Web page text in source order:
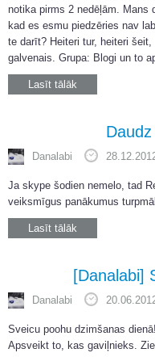
notika pirms 2 nedēļām. Mans
kad es esmu piedzēries nav
te darīt? Heiteri tur, heiteri
galvenais. Grupa: Blogi un to
Lasīt tālāk
Danalabi
Ja skype šodien nemelo, tad
veiksmīgus panākumus
Lasīt tālāk
[Danalabi]
Danalabi
Sveicu poohu dzimšanas
Apsveikt to, kas gaviļnieks.